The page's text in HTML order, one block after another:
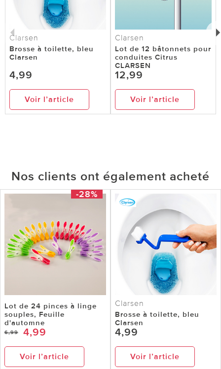
Clarsen
Brosse à toilette, bleu
Clarsen
4,99
Voir l’article
Clarsen
Lot de 12 bâtonnets pour
conduites Citrus
CLARSEN
12,99
Voir l’article
Nos clients ont également acheté
-28%
Lot de 24 pinces à linge
souples, Feuille
d'automne
6,99 4,99
Voir l’article
Clarsen
Brosse à toilette, bleu
Clarsen
4,99
Voir l’article